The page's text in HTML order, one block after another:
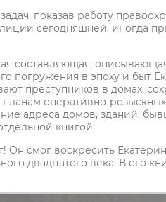
показав работу
сегодняшней, иногда
составляющая,
погружения в эпоху и быт
преступников в домах,
планам оперативно-
адреса домов, зданий,
книгой.
Он смог воскресить
двадцатого века. В его